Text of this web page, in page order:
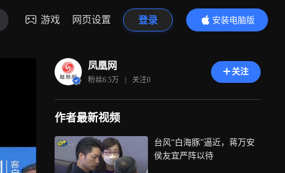
游戏 网页设置 登录
安装电脑版
内容更精彩
凤凰网
粉丝6.5万 | 关注0
关注
作者最新视频
台风“白海豚”逼近，蒋万安
侯友宜严阵以待